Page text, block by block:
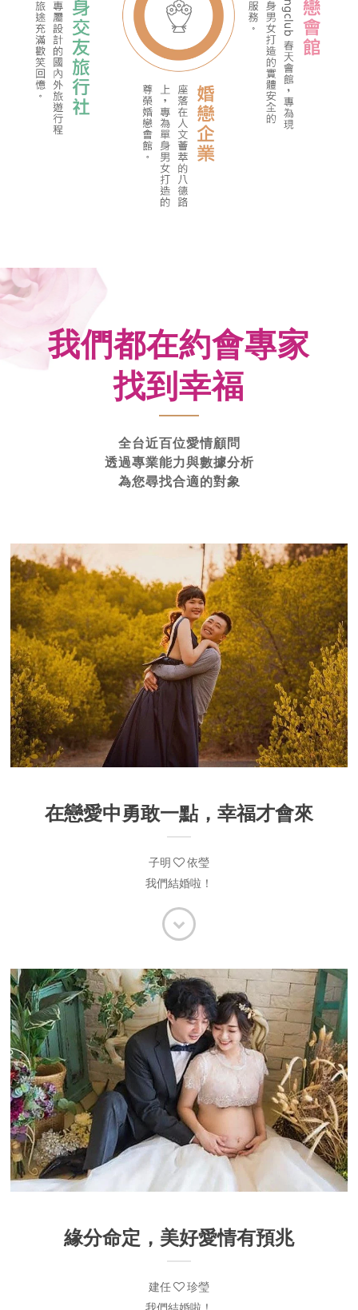
我們都在約會專家
找到幸福
全台近百位愛情顧問
透過專業能力與數據分析
為您尋找合適的對象
在戀愛中勇敢一點，幸福才會來
子明
依瑩
我們結婚啦！
緣分命定，美好愛情有預兆
建任
珍瑩